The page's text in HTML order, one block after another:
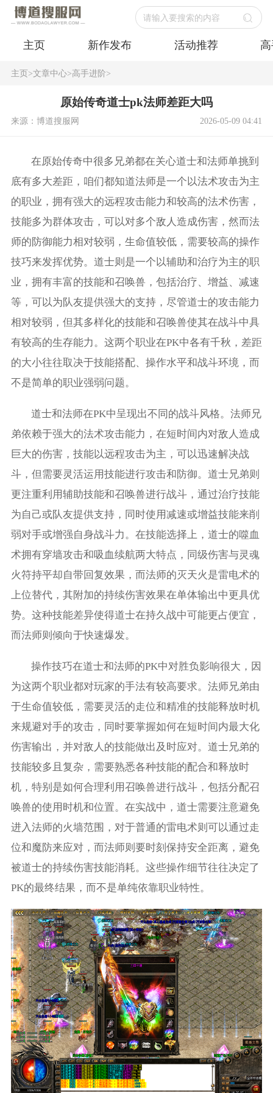
请输入要搜索的内容
主页 新作发布 活动推荐
主页>文章中心>高手进阶>
原始传奇道士pk法师差距大吗
来源：博道搜服网 2026-05-09 04:41
在原始传奇中很多兄弟都在关心道士和法师单挑到
底有多大差距，咱们都知道法师是一个以法术攻击为主
的职业，拥有强大的远程攻击能力和较高的法术伤害，
技能多为群体攻击，可以对多个敌人造成伤害，然而法
师的防御能力相对较弱，生命值较低，需要较高的操作
技巧来发挥优势。道士则是一个以辅助和治疗为主的职
业，拥有丰富的技能和召唤兽，包括治疗、增益、减速
等，可以为队友提供强大的支持，尽管道士的攻击能力
相对较弱，但其多样化的技能和召唤兽使其在战斗中具
有较高的生存能力。这两个职业在PK中各有千秋，差距
的大小往往取决于技能搭配、操作水平和战斗环境，而
不是简单的职业强弱问题。
道士和法师在PK中呈现出不同的战斗风格。法师兄
弟依赖于强大的法术攻击能力，在短时间内对敌人造成
巨大的伤害，技能以远程攻击为主，可以迅速解决战
斗，但需要灵活运用技能进行攻击和防御。道士兄弟则
更注重利用辅助技能和召唤兽进行战斗，通过治疗技能
为自己或队友提供支持，同时使用减速或增益技能来削
弱对手或增强自身战斗力。在技能选择上，道士的噬血
术拥有穿墙攻击和吸血续航两大特点，同级伤害与灵魂
火符持平却自带回复效果，而法师的灭天火是雷电术的
上位替代，其附加的持续伤害效果在单体输出中更具优
势。这种技能差异使得道士在持久战中可能更占便宜，
而法师则倾向于快速爆发。
操作技巧在道士和法师的PK中对胜负影响很大，因
为这两个职业都对玩家的手法有较高要求。法师兄弟由
于生命值较低，需要灵活的走位和精准的技能释放时机
来规避对手的攻击，同时要掌握如何在短时间内最大化
伤害输出，并对敌人的技能做出及时应对。道士兄弟的
技能较多且复杂，需要熟悉各种技能的配合和释放时
机，特别是如何合理利用召唤兽进行战斗，包括分配召
唤兽的使用时机和位置。在实战中，道士需要注意避免
进入法师的火墙范围，对于普通的雷电术则可以通过走
位和魔防来应对，而法师则要时刻保持安全距离，避免
被道士的持续伤害技能消耗。这些操作细节往往决定了
PK的最终结果，而不是单纯依靠职业特性。